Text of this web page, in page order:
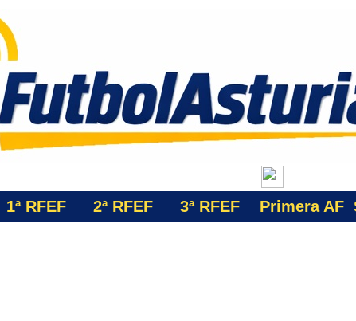
1ªRFEF 2ª RFEF 3ªRFEF Primera AF